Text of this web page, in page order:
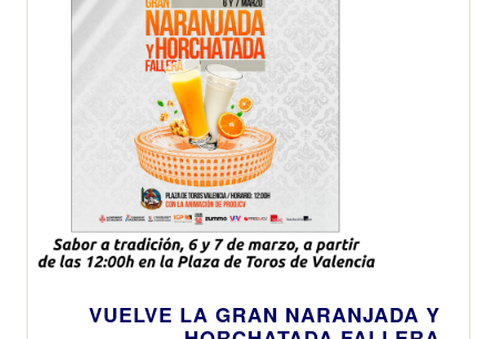
VUELVE LA GRAN NARANJADA Y